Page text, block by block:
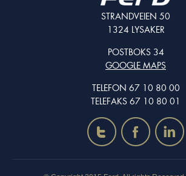
STRANDVEIEN 50
1324 LYSAKER
POSTBOKS 34
GOOGLE MAPS
TELEFON 67 10 80 00
TELEFAKS 67 10 80 01
t f i